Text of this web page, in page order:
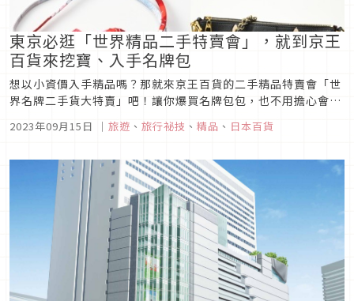
東京必逛「世界精品二手特賣會」，就到京王
百貨來挖寶、入手名牌包
想以小資價入手精品嗎？那就來京王百貨的二手精品特賣會「世
界名牌二手貨大特賣」吧！讓你爆買名牌包包，也不用擔心會吃
相關資訊，帶你一同了解二手精品特賣會的魅力所在。文章最後
不能錯過！
2023年09月15日 ｜ 旅遊 、 旅行祕技 、 精品 、 日本百貨